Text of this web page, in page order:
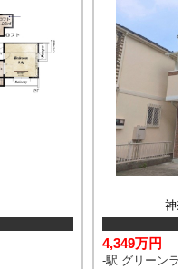
神
4,349万円
-駅 グリーン